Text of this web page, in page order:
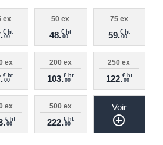
ex
€ ht
00
50 ex
48.€ ht
00
75 ex
59.€ ht
00
ex
€ ht
00
200 ex
103.€ ht
00
250 ex
122.€ ht
00
ex
€ ht
00
500 ex
222.€ ht
00
Voir
add_circle_outline